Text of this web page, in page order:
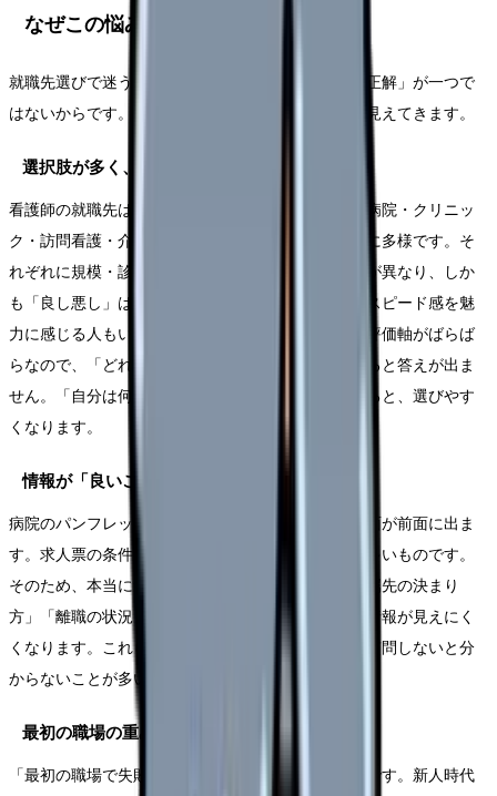
なぜこの悩みが生まれるのか
就職先選びで迷うのは、判断材料が多く、しかも「正解」が一つで
はないからです。背景を整理すると、迷いの正体が見えてきます。
選択肢が多く、評価軸がばらばらだから
看護師の就職先は、大学病院・総合病院・中小規模病院・クリニッ
ク・訪問看護・介護施設・健診センターなど、非常に多様です。そ
れぞれに規模・診療科・教育体制・勤務条件・給与が異なり、しか
も「良し悪し」は人によって変わります。急性期のスピード感を魅
力に感じる人もいれば、負担に感じる人もいます。評価軸がばらば
らなので、「どれが一番いいか」という問い方をすると答えが出ま
せん。「自分は何を重視するか」という問いに変えると、選びやす
くなります。
情報が「良いことばかり」に見えるから
病院のパンフレットや説明会では、どこも魅力的な面が前面に出ま
す。求人票の条件も、表面的には似て見えることが多いものです。
そのため、本当に知りたい「教育体制の実態」「配属先の決まり
方」「離職の状況」「相談できる雰囲気」といった情報が見えにく
くなります。これらは、職場見学や面接で自分から質問しないと分
からないことが多いのです。
最初の職場の重みを感じるから
「最初の職場で失敗したくない」という思いは自然です。新人時代